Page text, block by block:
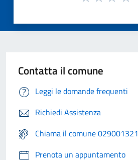
Contatta il comune
Leggi le domande frequenti
Richiedi Assistenza
Chiama il comune 029001321
Prenota un appuntamento